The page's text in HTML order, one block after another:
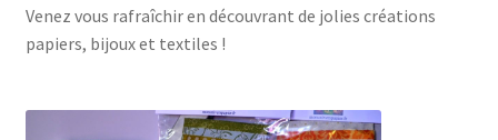
Venez vous rafraîchir en découvrant de jolies créations
papiers, bijoux et textiles !